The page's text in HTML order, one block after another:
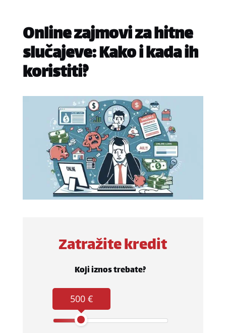
Online zajmovi za hitne
slučajeve: Kako i kada ih
koristiti?
Zatražite kredit
Koji iznos trebate?
500 €